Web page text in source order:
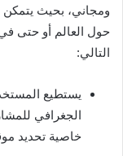
ومجاني، بحيث يتمكن
حول العالم أو حتى
التالي:
يستطيع
خاصية تحديد